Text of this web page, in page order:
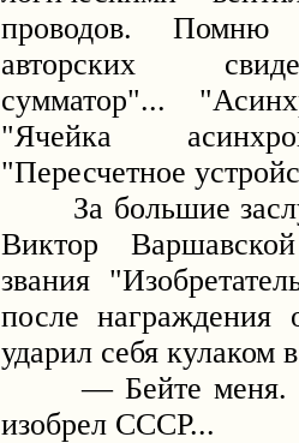
проводов. Помню
авторских
сумматор"...
"Ячейка
"Пересчетное
За большие
Виктор
звания
после
ударил себя кулаком
— Бейте меня.
изобрел СССР...